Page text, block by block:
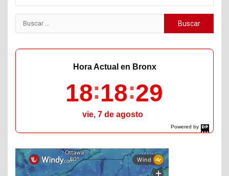
Buscar:
Powered by
DaysPedia.com
Hora Actual en Bronx
18 18 30
vie, 7 de agosto